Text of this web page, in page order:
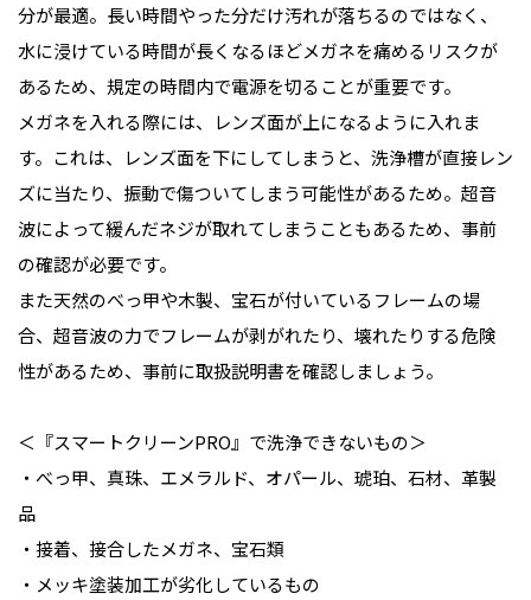
分が最適。長い時間やった分だけ汚れが落ちるのではなく、
水に浸けている時間が長くなるほどメガネを痛めるリスクが
あるため、規定の時間内で電源を切ることが重要です。
メガネを入れる際には、レンズ面が上になるように入れま
す。これは、レンズ面を下にしてしまうと、洗浄槽が直接レン
ズに当たり、振動で傷ついてしまう可能性があるため。超音
波によって緩んだネジが取れてしまうこともあるため、事前
の確認が必要です。
また天然のべっ甲や木製、宝石が付いているフレームの場
合、超音波の力でフレームが剥がれたり、壊れたりする危険
性があるため、事前に取扱説明書を確認しましょう。
＜『スマートクリーンPRO』で洗浄できないもの＞
・べっ甲、真珠、エメラルド、オパール、琥珀、石材、革製
品
・接着、接合したメガネ、宝石類
・メッキ塗装加工が劣化しているもの